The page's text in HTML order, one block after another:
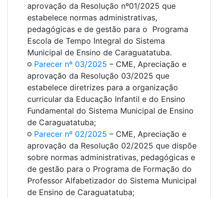
aprovação da Resolução nº01/2025 que
estabelece normas administrativas,
pedagógicas e de gestão para o Programa
Escola de Tempo Integral do Sistema
Municipal de Ensino de Caraguatatuba.
Parecer nº 03/2025 – CME, Apreciação e
aprovação da Resolução 03/2025 que
estabelece diretrizes para a organização
curricular da Educação Infantil e do Ensino
Fundamental do Sistema Municipal de Ensino
de Caraguatatuba;
Parecer nº 02/2025 – CME, Apreciação e
aprovação da Resolução 02/2025 que dispõe
sobre normas administrativas, pedagógicas e
de gestão para o Programa de Formação do
Professor Alfabetizador do Sistema Municipal
de Ensino de Caraguatatuba;